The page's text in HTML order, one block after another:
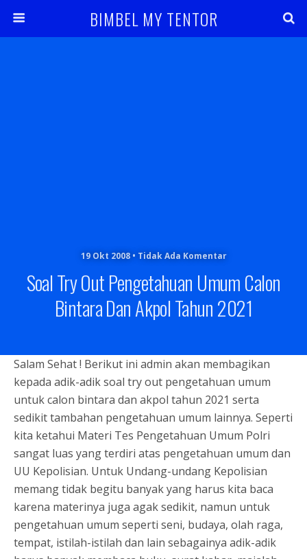
BIMBEL MY TENTOR
19 Okt 2008 • Tidak Ada Komentar
Soal Try Out Pengetahuan Umum Calon
Bintara Dan Akpol Tahun 2021
Salam Sehat ! Berikut ini admin akan membagikan
kepada adik-adik soal try out pengetahuan umum
untuk calon bintara dan akpol tahun 2021 serta
sedikit tambahan pengetahuan umum lainnya. Seperti
kita ketahui Materi Tes Pengetahuan Umum Polri
sangat luas yang terdiri atas pengetahuan umum dan
UU Kepolisian. Untuk Undang-undang Kepolisian
memang tidak begitu banyak yang harus kita baca
karena materinya juga agak sedikit, namun untuk
pengetahuan umum seperti seni, budaya, olah raga,
tempat, istilah-istilah dan lain sebagainya adik-adik